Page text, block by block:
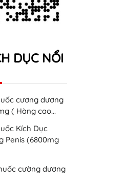
DỤC NỔI
cương dương
( Hàng cao...
Kích Dục
Penis (6800mg
cường dương